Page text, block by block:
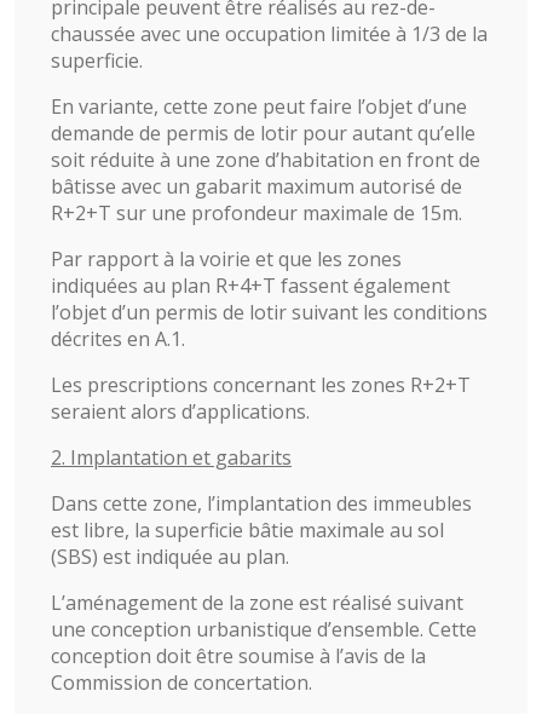
principale peuvent être réalisés au rez-de-
chaussée avec une occupation limitée à 1/3 de la
superficie.
En variante, cette zone peut faire l’objet d’une
demande de permis de lotir pour autant qu’elle
soit réduite à une zone d’habitation en front de
bâtisse avec un gabarit maximum autorisé de
R+2+T sur une profondeur maximale de 15m.
Par rapport à la voirie et que les zones
indiquées au plan R+4+T fassent également
l’objet d’un permis de lotir suivant les conditions
décrites en A.1.
Les prescriptions concernant les zones R+2+T
seraient alors d’applications.
2. Implantation et gabarits
Dans cette zone, l’implantation des immeubles
est libre, la superficie bâtie maximale au sol
(SBS) est indiquée au plan.
L’aménagement de la zone est réalisé suivant
une conception urbanistique d’ensemble. Cette
conception doit être soumise à l’avis de la
Commission de concertation.